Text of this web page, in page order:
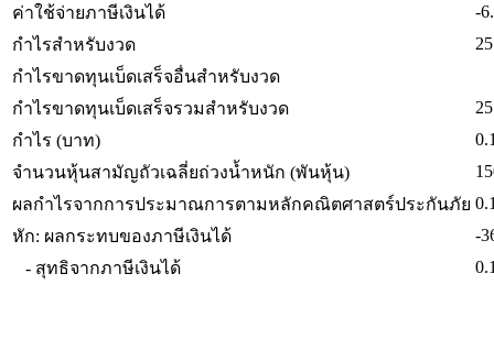
ค่าใช้จ่ายภาษีเงินได้
-
กำไรสำหรับงวด
กำไรขาดทุนเบ็ดเสร็จอื่นสำหรับงวด
กำไรขาดทุนเบ็ดเสร็จรวมสำหรับงวด
กำไร (บาท)
จำนวนหุ้นสามัญถัวเฉลี่ยถ่วงน้ำหนัก (พันหุ้น)
ผลกำไรจากการประมาณการตามหลักคณิตศาสตร์ประกันภัย
หัก: ผลกระทบของภาษีเงินได้
-
- สุทธิจากภาษีเงินได้